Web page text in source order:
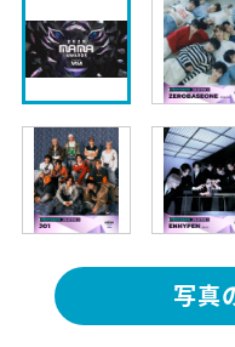
写真